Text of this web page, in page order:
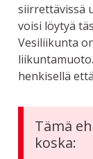
siirrettävissä
voisi löytyä
Vesiliikunta
henkisellä
Tämä
koska: